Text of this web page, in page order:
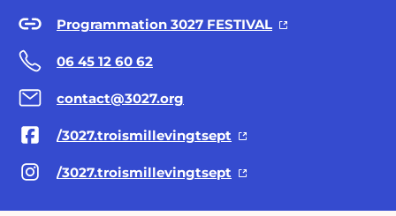
Programmation 3027 FESTIVAL
06 45 12 60 62
contact@3027.org
/3027.troismillevingtsept
/3027.troismillevingtsept